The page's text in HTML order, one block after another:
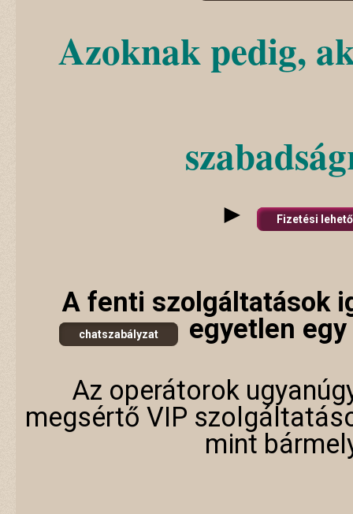
Azoknak pedig,
► Fizetési
A fenti szolgáltatások
chatszabályzat
egyetlen
Az operátorok
megsértő VIP
mint